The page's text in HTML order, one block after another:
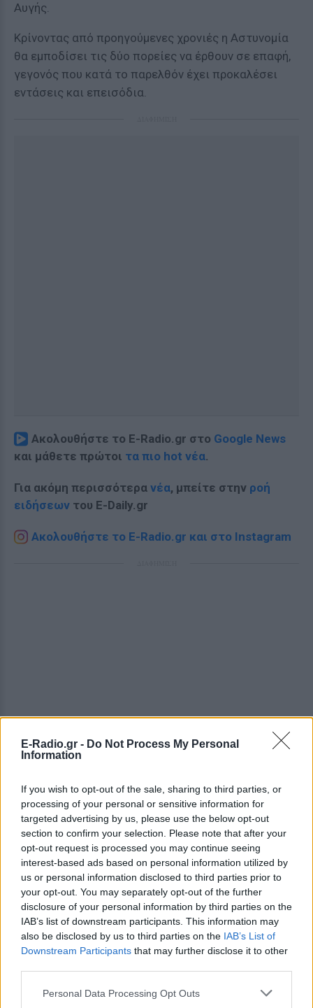
E-Radio.gr - Do Not Process My Personal
Information
If you wish to opt-out of the sale, sharing to third parties, or
processing of your personal or sensitive information for
targeted advertising by us, please use the below opt-out
section to confirm your selection. Please note that after your
opt-out request is processed you may continue seeing
interest-based ads based on personal information utilized by
us or personal information disclosed to third parties prior to
your opt-out. You may separately opt-out of the further
disclosure of your personal information by third parties on the
IAB’s list of downstream participants. This information may
also be disclosed by us to third parties on the IAB’s List of
Downstream Participants that may further disclose it to other
Personal Data Processing Opt Outs
Αυγής.
Κρίνοντας από προηγούμενες χρονιές η Αστυνομία
θα εμποδίσει τις δύο πορείες να έρθουν σε επαφή,
γεγονός που κατά το παρελθόν έχει προκαλέσει
εντάσεις και επεισόδια.
Ακολουθήστε το E-Radio.gr στο Google News
και μάθετε πρώτοι τα πιο hot νέα.
Για ακόμη περισσότερα νέα, μπείτε στην ροή
ειδήσεων του E-Daily.gr
Ακολουθήστε το E-Radio.gr και στο Instagram
ΔΕΙΤΕ ΕΠΙΣΗΣ
ΣΤΗΝ ΙΔΙΑ ΚΑΤΗΓΟΡΙΑ
Γιατί δεν έσωσα το κουτάβι: Ο
συμβίωση του μικρού σκυλιού